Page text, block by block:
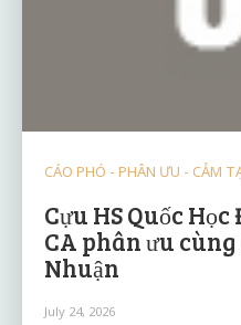
CÁO PHÓ - PHÂN ƯU - CẢM
Cựu HS Quốc
CA phân ưu
Nhuận
July 24, 2026